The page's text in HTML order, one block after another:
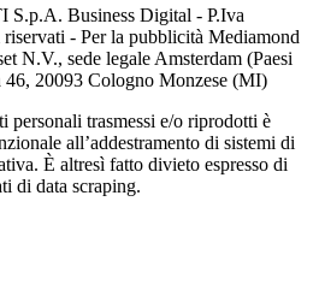
S.p.A. Business Digital - P.Iva
- Per la pubblicità Mediamond
N.V., sede legale Amsterdam (Paesi
20093 Cologno Monzese (MI)
personali trasmessi e/o riprodotti è
all’addestramento di sistemi di
È altresì fatto divieto espresso di
di data scraping.